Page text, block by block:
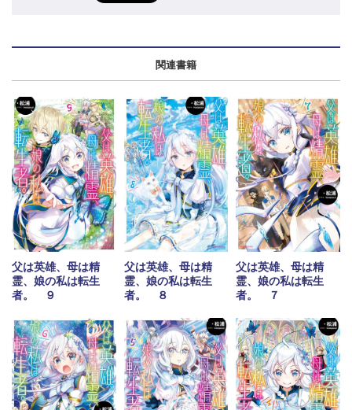
関連書籍
父は英雄、母は精
霊、娘の私は転生
者。 ９
父は英雄、母は精
霊、娘の私は転生
者。 ８
父は英雄、母は精
霊、娘の私は転生
者。 ７